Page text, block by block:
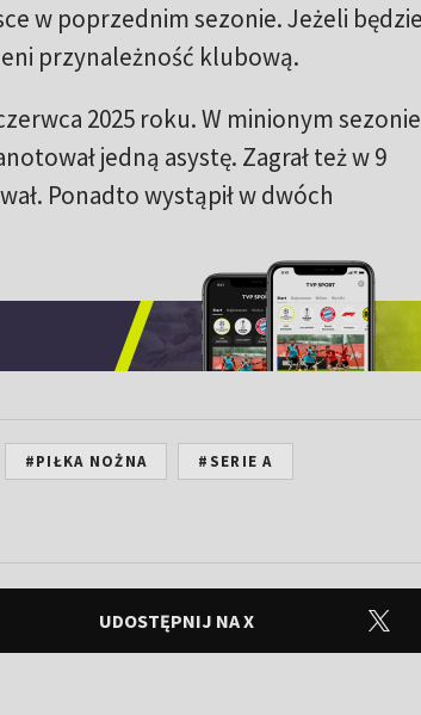
w poprzednim sezonie. Jeżeli będzie
przynależność klubową.
2025 roku. W minionym sezonie
jedną asystę. Zagrał też w 9
Ponadto wystąpił w dwóch
#PIŁKA NOŻNA #SERIE A
UDOSTĘPNIJ NA X